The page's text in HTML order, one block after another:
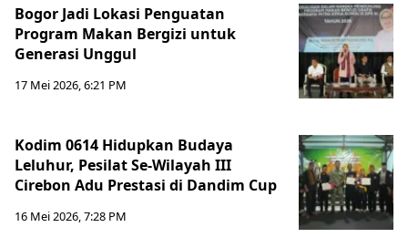
Bogor Jadi Lokasi Penguatan
Program Makan Bergizi untuk
Generasi Unggul
17 Mei 2026, 6:21 PM
Kodim 0614 Hidupkan Budaya
Leluhur, Pesilat Se-Wilayah III
Cirebon Adu Prestasi di Dandim Cup
16 Mei 2026, 7:28 PM